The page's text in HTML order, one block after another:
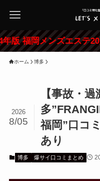
ンズエステ20店舗超
ホーム 博多
【事故・
多
福岡”口コ
あり
2026
8/05
博多 爆サイ口コミまとめ